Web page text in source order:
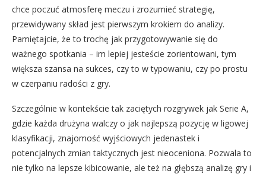
chce poczuć atmosferę meczu i zrozumieć strategię,
przewidywany skład jest pierwszym krokiem do analizy.
Pamiętajcie, że to trochę jak przygotowywanie się do
ważnego spotkania – im lepiej jesteście zorientowani, tym
większa szansa na sukces, czy to w typowaniu, czy po prostu
w czerpaniu radości z gry.
Szczególnie w kontekście tak zaciętych rozgrywek jak Serie A,
gdzie każda drużyna walczy o jak najlepszą pozycję w ligowej
klasyfikacji, znajomość wyjściowych jedenastek i
potencjalnych zmian taktycznych jest nieoceniona. Pozwala to
nie tylko na lepsze kibicowanie, ale też na głębszą analizę gry i